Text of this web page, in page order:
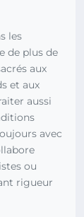
les
de plus de
aux
et aux
aussi
avec
ou
rigueur